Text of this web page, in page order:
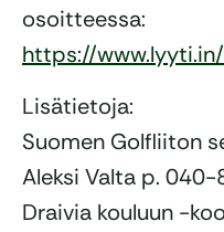
osoitteessa:
https://
Lisätietoja:
Suomen Golfliiton
Aleksi Valta p.
Draivia kouluun -